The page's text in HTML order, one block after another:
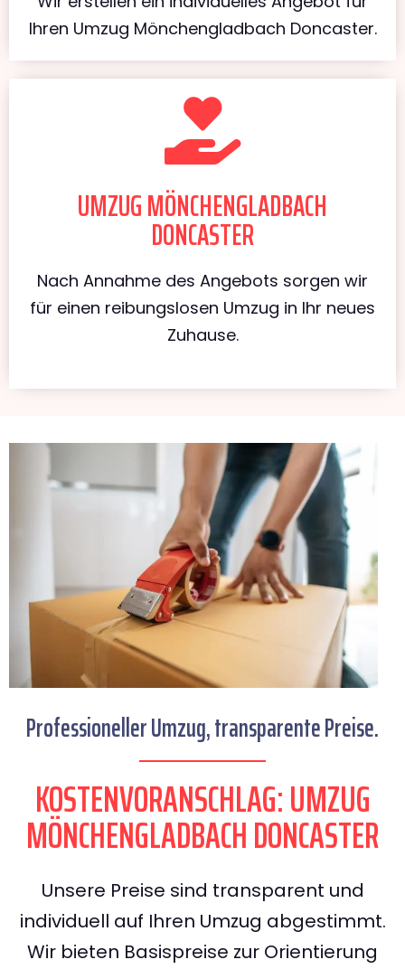
Ihren Umzug Mönchengladbach Doncaster.
UMZUG MÖNCHENGLADBACH
DONCASTER
Nach Annahme des Angebots sorgen wir
für einen reibungslosen Umzug in Ihr neues
Zuhause.
Professioneller Umzug, transparente Preise.
KOSTENVORANSCHLAG: UMZUG
MÖNCHENGLADBACH DONCASTER
Unsere Preise sind transparent und
individuell auf Ihren Umzug abgestimmt.
Wir bieten Basispreise zur Orientierung